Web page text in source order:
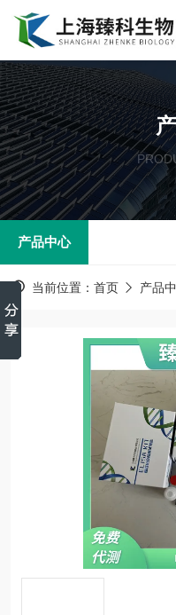
产品中心
当前位置： 首页 产品